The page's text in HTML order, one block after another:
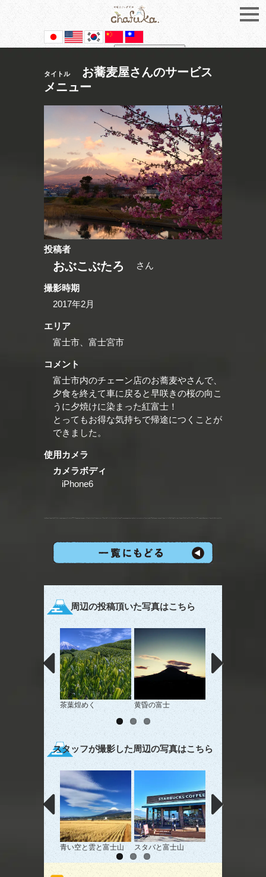
Powered by Translate
タイトル
お蕎麦屋さんのサービス
メニュー
投稿者
おぶこぶたろ さん
撮影時期
2017年2月
エリア
富士市、富士宮市
コメント
富士市内のチェーン店のお蕎麦やさんで、
夕食を終えて車に戻ると早咲きの桜の向こ
うに夕焼けに染まった紅富士！
とってもお得な気持ちで帰途につくことが
できました。
使用カメラ
カメラボディ
iPhone6
周辺の投稿頂いた写真はこちら
茶葉煌めく 黄昏の富士
スタッフが撮影した周辺の写真はこちら
青い空と雲と富士山 スタバと富士山